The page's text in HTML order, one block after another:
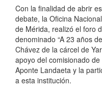
Con la finalidad de abrir
debate, la Oficina
de Mérida, realizó el foro
denominado “A 23 años
Chávez de la cárcel de
apoyo del comisionado
Aponte Landaeta y la
a esta institución.